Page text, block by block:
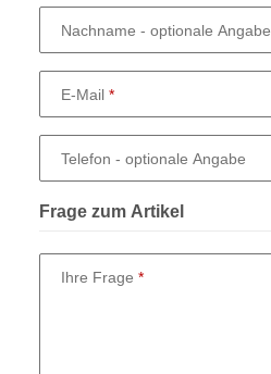
Nachname - optionale Angabe
E-Mail
Telefon - optionale Angabe
Frage zum Artikel
Ihre Frage